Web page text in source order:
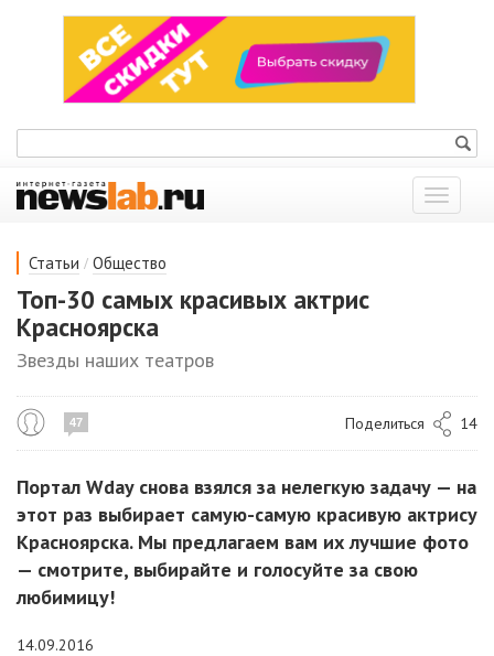
Показать
меню
Статьи / Общество
Топ-30 самых красивых актрис
Красноярска
Звезды наших театров
47 Поделиться 14
Портал Wday снова взялся за нелегкую задачу — на
этот раз выбирает самую-самую красивую актрису
Красноярска. Мы предлагаем вам их лучшие фото
— смотрите, выбирайте и голосуйте за свою
любимицу!
14.09.2016